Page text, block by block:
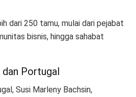
dari 250 tamu, mulai dari pejabat
bisnis, hingga sahabat
Portugal
Susi Marleny Bachsin,